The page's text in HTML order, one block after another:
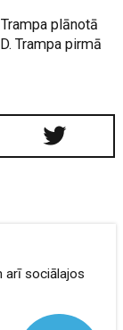
plānotā
Trampa pirmā
arī sociālajos